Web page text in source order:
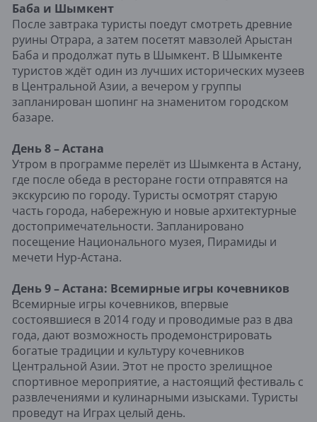
Баба и Шымкент
После завтрака туристы поедут смотреть древние
руины Отрара, а затем посетят мавзолей Арыстан
Баба и продолжат путь в Шымкент. В Шымкенте
туристов ждёт один из лучших исторических музеев
в Центральной Азии, а вечером у группы
запланирован шопинг на знаменитом городском
базаре.
День 8 – Астана
Утром в программе перелёт из Шымкента в Астану,
где после обеда в ресторане гости отправятся на
экскурсию по городу. Туристы осмотрят старую
часть города, набережную и новые архитектурные
достопримечательности. Запланировано
посещение Национального музея, Пирамиды и
мечети Нур-Астана.
День 9 – Астана: Всемирные игры кочевников
Всемирные игры кочевников, впервые
состоявшиеся в 2014 году и проводимые раз в два
года, дают возможность продемонстрировать
богатые традиции и культуру кочевников
Центральной Азии. Этот не просто зрелищное
спортивное мероприятие, а настоящий фестиваль с
развлечениями и кулинарными изысками. Туристы
проведут на Играх целый день.